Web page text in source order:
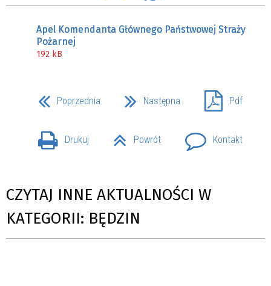
Apel Komendanta Głównego Państwowej Straży
Pożarnej
192 kB
Poprzednia Następna Pdf
Drukuj Powrót Kontakt
CZYTAJ INNE AKTUALNOŚCI W
KATEGORII: BĘDZIN